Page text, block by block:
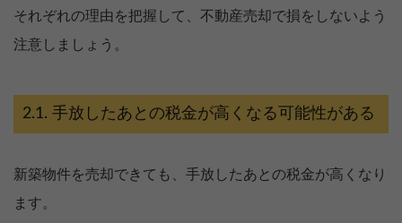
それぞれの理由を把握して、不動産売却で損をしないよう
注意しましょう。
手放したあとの税金が高くなる可能性がある
新築物件を売却できても、手放したあとの税金が高くなり
ます。